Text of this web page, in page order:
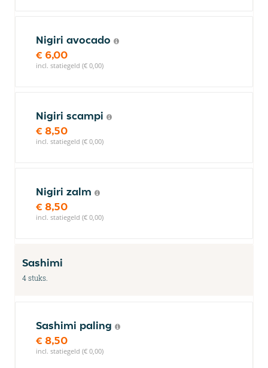
Nigiri avocado
€ 6,00
incl. statiegeld (€ 0,00)
Nigiri scampi
€ 8,50
incl. statiegeld (€ 0,00)
Nigiri zalm
€ 8,50
incl. statiegeld (€ 0,00)
Sashimi
4 stuks.
Sashimi paling
€ 8,50
incl. statiegeld (€ 0,00)